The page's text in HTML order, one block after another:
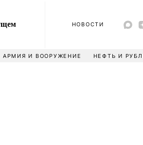
НОВОСТИ
АРМИЯ И ВООРУЖЕНИЕ НЕФТЬ И